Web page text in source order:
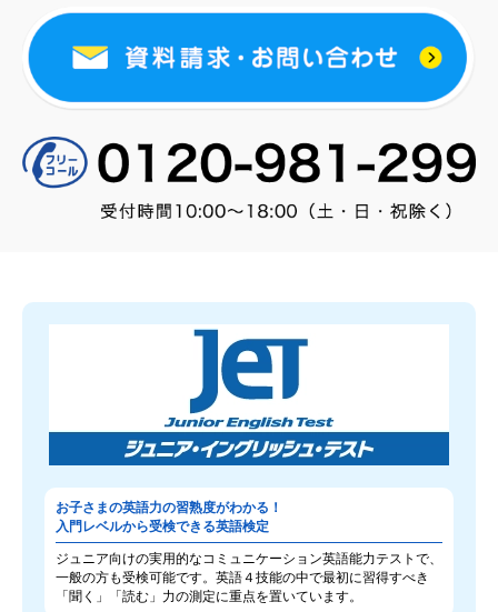
お子さまの英語力の習熟度がわかる！
入門レベルから受検できる英語検定
ジュニア向けの実用的なコミュニケーション英語能力テストで、
一般の方も受検可能です。英語４技能の中で最初に習得すべき
「聞く」「読む」力の測定に重点を置いています。